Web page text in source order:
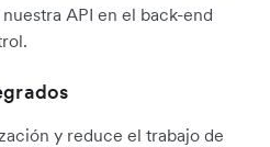
API en el back-end
y reduce el trabajo de